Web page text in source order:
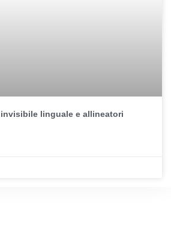
linguale e allineatori